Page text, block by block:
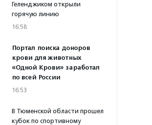
Геленджиком открыли
горячую линию
16:58
Портал поиска доноров
крови для животных
«Одной Крови» заработал
по всей России
16:53
В Тюменской области прошел
кубок по спортивному